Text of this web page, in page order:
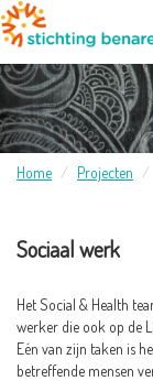
Home Projecten
Sociaal werk
Het Social & Health
werker die ook op de
Eén van zijn taken is
betreffende mensen